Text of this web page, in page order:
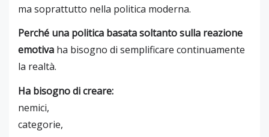
ma soprattutto nella politica moderna.
Perché una politica basata soltanto sulla reazione
emotiva ha bisogno di semplificare continuamente
la realtà.
Ha bisogno di creare:
nemici,
categorie,